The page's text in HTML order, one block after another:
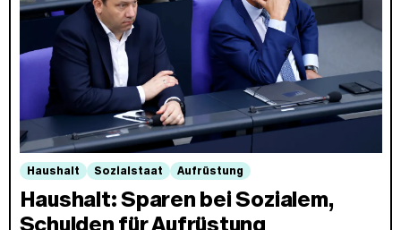
Haushalt Sozialstaat Aufrüstung
Haushalt: Sparen bei Sozialem,
Schulden für Aufrüstung